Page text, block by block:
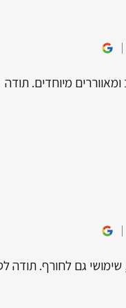
מיוחדים. תודה
גם לחורף. תודה